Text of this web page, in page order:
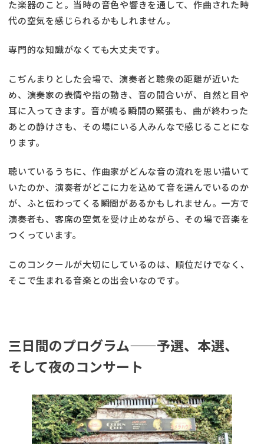
た楽器のこと。当時の音色や響きを通して、作曲された時
代の空気を感じられるかもしれません。
専門的な知識がなくても大丈夫です。
こぢんまりとした会場で、演奏者と聴衆の距離が近いた
め、演奏家の表情や指の動き、音の間合いが、自然と目や
耳に入ってきます。音が鳴る瞬間の緊張も、曲が終わった
あとの静けさも、その場にいる人みんなで感じることにな
ります。
聴いているうちに、作曲家がどんな音の流れを思い描いて
いたのか、演奏者がどこに力を込めて音を選んでいるのか
が、ふと伝わってくる瞬間があるかもしれません。一方で
演奏者も、客席の空気を受け止めながら、その場で音楽を
つくっています。
このコンクールが大切にしているのは、順位だけでなく、
そこで生まれる音楽との出会いなのです。
三日間のプログラム——予選、本選、
そして夜のコンサート